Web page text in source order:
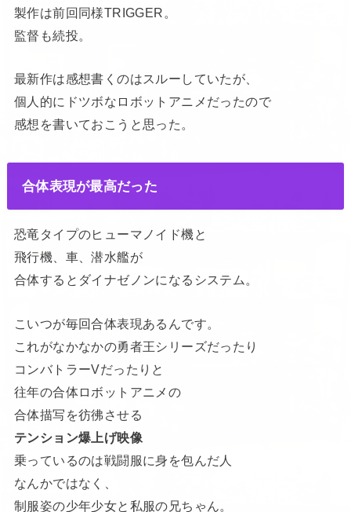
製作は前回同様TRIGGER。
監督も続投。
最新作は感想書くのはスルーしていたが、
個人的にドツボなロボットアニメだったので
感想を書いておこうと思った。
合体表現が最高だった
恐竜タイプのヒューマノイド機と
飛行機、車、潜水艦が
合体するとダイナゼノンになるシステム。
こいつが毎回合体表現あるんです。
これがなかなかの勇者王シリーズだったり
コンバトラーVだったりと
往年の合体ロボットアニメの
合体描写を彷彿させる
テンション爆上げ映像
乗っているのは戦闘服に身を包んだ人
なんかではなく、
制服姿の少年少女と私服の兄ちゃん。